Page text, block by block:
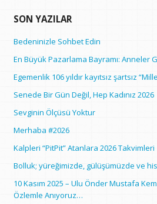
SON YAZILAR
Bedeninizle Sohbet Edin
En Büyük Pazarlama Bayramı: Anneler
Egemenlik 106 yıldır kayıtsız şartsız
Senede Bir Gün Değil, Hep Kadınız 2026
Sevginin Ölçüsü Yoktur
Merhaba #2026
Kalpleri “PitPit” Atanlara 2026 Takvimleri
Bolluk; yüreğimizde, gülüşümüzde ve
10 Kasım 2025 – Ulu Önder Mustafa
Özlemle Anıyoruz…